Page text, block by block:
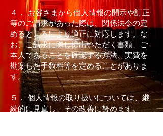
４． お客さまから個人情報の開示や訂正
等のご請求があった際は、関係法令の定
めるところにより適正に対応します。な
お、ご請求に際し提出いただく書類、ご
本人であることを確認する方法、実費を
勘案した手数料等を定めることがありま
す。
５． 個人情報の取り扱いについては、継
続的に見直し、その改善に努めます。